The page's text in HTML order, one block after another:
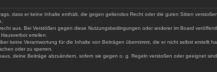
dass er keine Inhalte enthält, die gegen geltendes Recht oder die guten Sitten
aus. Bei Verstößen gegen diese Nutzungsbedingungen oder anderer im Board
erteilen.
keine Verantwortung für die Inhalte von Beiträgen übernimmt, die er nicht selbst erstellt
oder zu sperren.
deine Beiträge abzuändern, sofern sie gegen o. g. Regeln verstoßen oder geeignet